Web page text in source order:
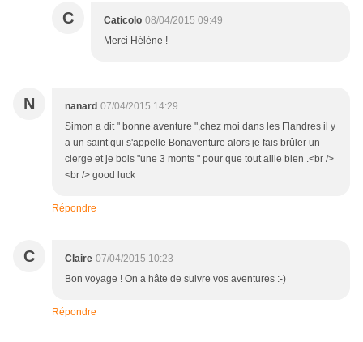
C Caticolo 08/04/2015 09:49
Merci Hélène !
N nanard 07/04/2015 14:29
Simon a dit " bonne aventure ",chez moi dans les Flandres il y
a un saint qui s'appelle Bonaventure alors je fais brûler un
cierge et je bois "une 3 monts " pour que tout aille bien .<br />
<br /> good luck
Répondre
C Claire 07/04/2015 10:23
Bon voyage ! On a hâte de suivre vos aventures :-)
Répondre